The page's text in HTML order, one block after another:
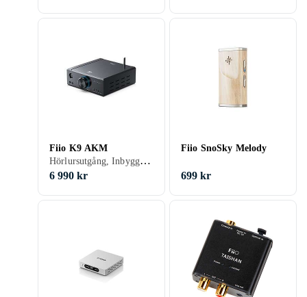
Fiio K9 AKM
Hörlursutgång, Inbyggd D/A-omvandlare
6 990 kr
Fiio SnoSky Melody
699 kr